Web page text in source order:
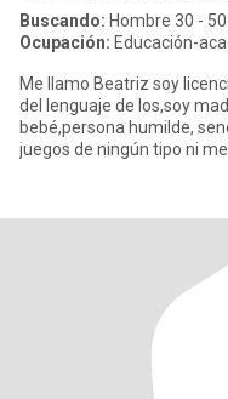
Buscando: Hombre 30 - 50
Ocupación: Educación-
Me llamo Beatriz soy
del lenguaje de los,soy
bebé,persona humilde,
juegos de ningún tipo ni